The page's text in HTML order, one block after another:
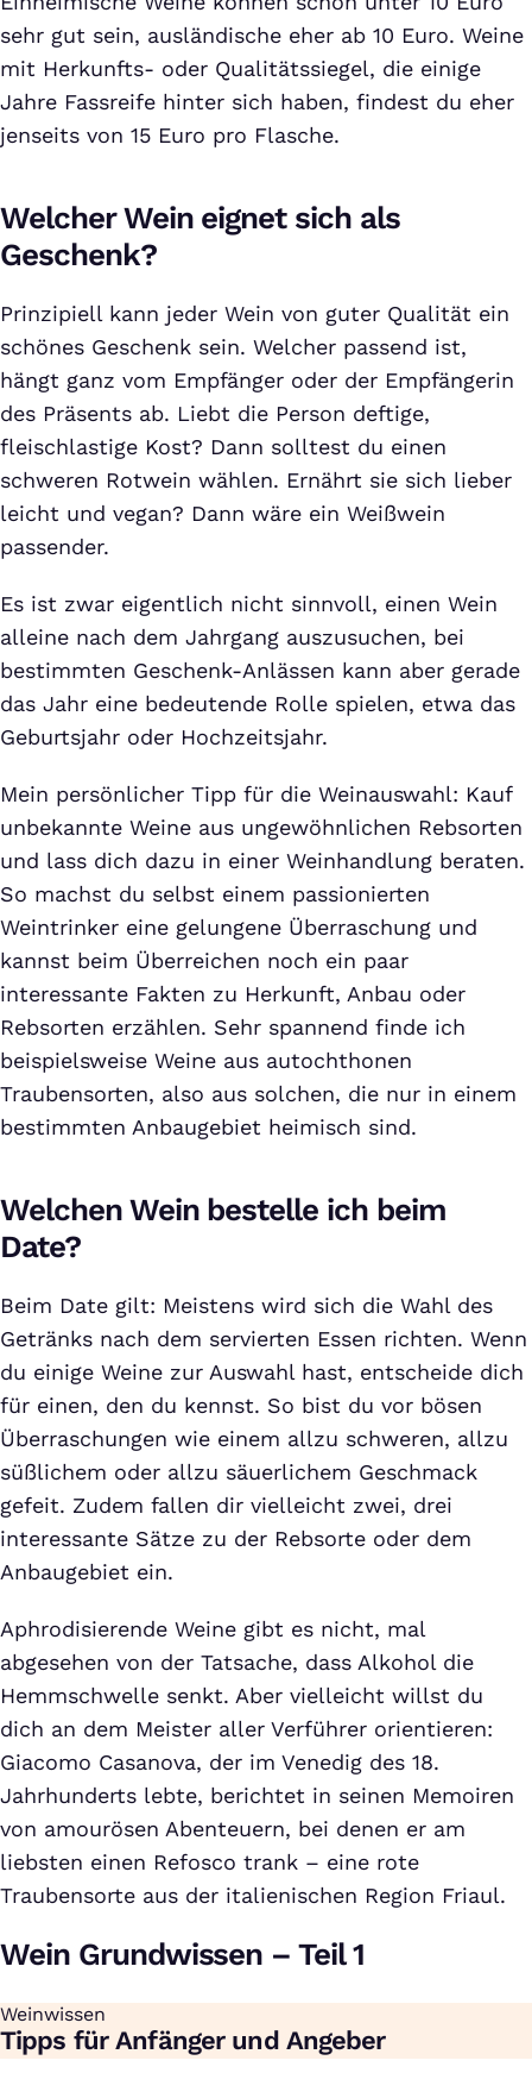
sehr gut sein, ausländische eher ab 10 Euro. Weine
mit Herkunfts- oder Qualitätssiegel, die einige
Jahre Fassreife hinter sich haben, findest du eher
jenseits von 15 Euro pro Flasche.
Welcher Wein eignet sich als
Geschenk?
Prinzipiell kann jeder Wein von guter Qualität ein
schönes Geschenk sein. Welcher passend ist,
hängt ganz vom Empfänger oder der Empfängerin
des Präsents ab. Liebt die Person deftige,
fleischlastige Kost? Dann solltest du einen
schweren Rotwein wählen. Ernährt sie sich lieber
leicht und vegan? Dann wäre ein Weißwein
passender.
Es ist zwar eigentlich nicht sinnvoll, einen Wein
alleine nach dem Jahrgang auszusuchen, bei
bestimmten Geschenk-Anlässen kann aber gerade
das Jahr eine bedeutende Rolle spielen, etwa das
Geburtsjahr oder Hochzeitsjahr.
Mein persönlicher Tipp für die Weinauswahl: Kauf
unbekannte Weine aus ungewöhnlichen Rebsorten
und lass dich dazu in einer Weinhandlung beraten.
So machst du selbst einem passionierten
Weintrinker eine gelungene Überraschung und
kannst beim Überreichen noch ein paar
interessante Fakten zu Herkunft, Anbau oder
Rebsorten erzählen. Sehr spannend finde ich
beispielsweise Weine aus autochthonen
Traubensorten, also aus solchen, die nur in einem
bestimmten Anbaugebiet heimisch sind.
Welchen Wein bestelle ich beim
Date?
Beim Date gilt: Meistens wird sich die Wahl des
Getränks nach dem servierten Essen richten. Wenn
du einige Weine zur Auswahl hast, entscheide dich
für einen, den du kennst. So bist du vor bösen
Überraschungen wie einem allzu schweren, allzu
süßlichem oder allzu säuerlichem Geschmack
gefeit. Zudem fallen dir vielleicht zwei, drei
interessante Sätze zu der Rebsorte oder dem
Anbaugebiet ein.
Aphrodisierende Weine gibt es nicht, mal
abgesehen von der Tatsache, dass Alkohol die
Hemmschwelle senkt. Aber vielleicht willst du
dich an dem Meister aller Verführer orientieren:
Giacomo Casanova, der im Venedig des 18.
Jahrhunderts lebte, berichtet in seinen Memoiren
von amourösen Abenteuern, bei denen er am
liebsten einen Refosco trank – eine rote
Traubensorte aus der italienischen Region Friaul.
Wein Grundwissen – Teil 1
Weinwissen
:
Tipps für Anfänger und Angeber